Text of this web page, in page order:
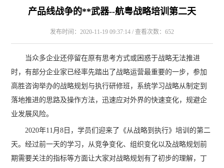
产品线战争的**武器--航粤战略培训第二天
发布时间：2020-11-19 09:37:14 / 查看次数：652
当众多企业还停留在原有思考方式或困惑于战略无法推进
时，有部分企业家已经率先踏出了战略运营最重要的一步，参加
高胜咨询举办的战略规划与执行研修班，系统学习战略从制定到
落地推进的思路及操作方法，迅速应对外界的快速变化，规避企
业发展风险。
2020年11月8日，学员们迎来了《从战略到执行》培训的第二
天。经过前一天的学习，从竞争变化、组织变化以及战略规划前
期需要关注的指标等方面让大家对战略规划有了初步的理解，丁